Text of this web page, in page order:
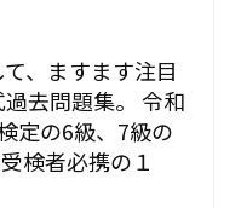
、ますます注目
去問題集。 令和
定の6級、7級の
検者必携の１